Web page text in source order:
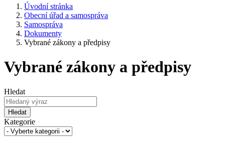
Úvodní stránka
Obecní úřad a samospráva
Samospráva
Dokumenty
Vybrané zákony a předpisy
Vybrané zákony a předpisy
Hledat
Hledat
Kategorie